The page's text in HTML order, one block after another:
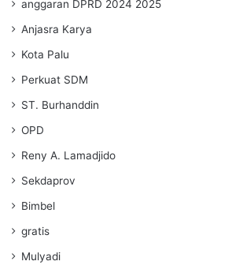
anggaran DPRD 2024 2025
Anjasra Karya
Kota Palu
Perkuat SDM
ST. Burhanddin
OPD
Reny A. Lamadjido
Sekdaprov
Bimbel
gratis
Mulyadi